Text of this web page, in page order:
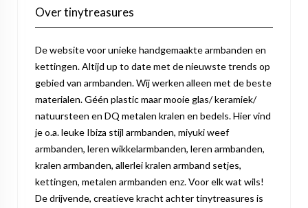
Over tinytreasures
De website voor unieke handgemaakte armbanden en
kettingen. Altijd up to date met de nieuwste trends op
gebied van armbanden. Wij werken alleen met de beste
materialen. Géén plastic maar mooie glas/ keramiek/
natuursteen en DQ metalen kralen en bedels. Hier vind
je o.a. leuke Ibiza stijl armbanden, miyuki weef
armbanden, leren wikkelarmbanden, leren armbanden,
kralen armbanden, allerlei kralen armband setjes,
kettingen, metalen armbanden enz. Voor elk wat wils!
De drijvende, creatieve kracht achter tinytreasures is